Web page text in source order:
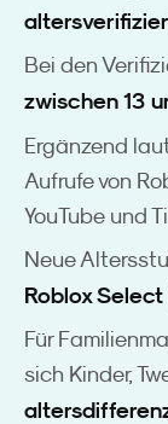
Bei den
zwischen 13
Ergänzend
Aufrufe von
YouTube und
Neue
Roblox Select
Für
sich Kinder,